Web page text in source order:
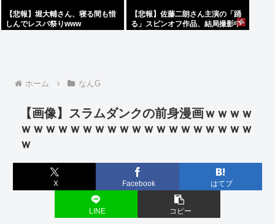
【悲報】堀大輔さん、寝る間も惜
しんでレスバ祭りwww
【悲報】佐藤二朗さん主演の「踊
る」スピンオフ作品、結局撮影中
ホーム なんG
【画像】スラムダンクの前身漫画ｗｗｗｗ
ｗｗｗｗｗｗｗｗｗｗｗｗｗｗｗｗｗｗｗ
ｗ
X Facebook はてブ
LINE コピー